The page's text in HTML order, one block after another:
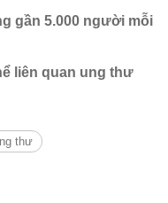
gần 5.000 người mỗi
liên quan ung thư
thư